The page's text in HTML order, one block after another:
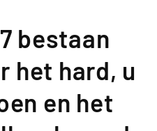
bestaan
het hard, u
en het